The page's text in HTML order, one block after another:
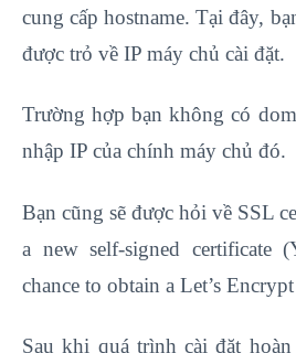
cung cấp hostname. Tại đây,
được trỏ về IP máy chủ cài đặt.
Trường hợp bạn không có
nhập IP của chính máy chủ đó.
Bạn cũng sẽ được hỏi về SSL
a new self-signed certificate
chance to obtain a Let’s
Sau khi quá trình cài đặt